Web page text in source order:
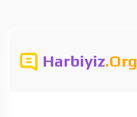
Harbiyiz.Org